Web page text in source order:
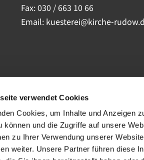
verwendet Cookies
Cookies, um Inhalte und Anzeigen
können und die Zugriffe auf unsere
zu Ihrer Verwendung unserer
weiter. Unsere Partner führen diese
Fax: 030 / 663 10 66
Email: kuesterei@kirche-